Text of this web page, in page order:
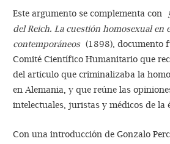
Este argumento se complementa con
del Reich. La cuestión homosexual en
contemporáneos(1898), documento
Comité Científico Humanitario que
del artículo que criminalizaba la
en Alemania, y que reúne las
intelectuales, juristas y médicos de la
Con una introducción de Gonzalo